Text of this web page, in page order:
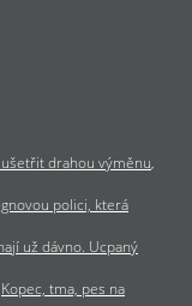
drahou výměnu
polici, která
už dávno. Ucpaný
Kopec, tma, pes na